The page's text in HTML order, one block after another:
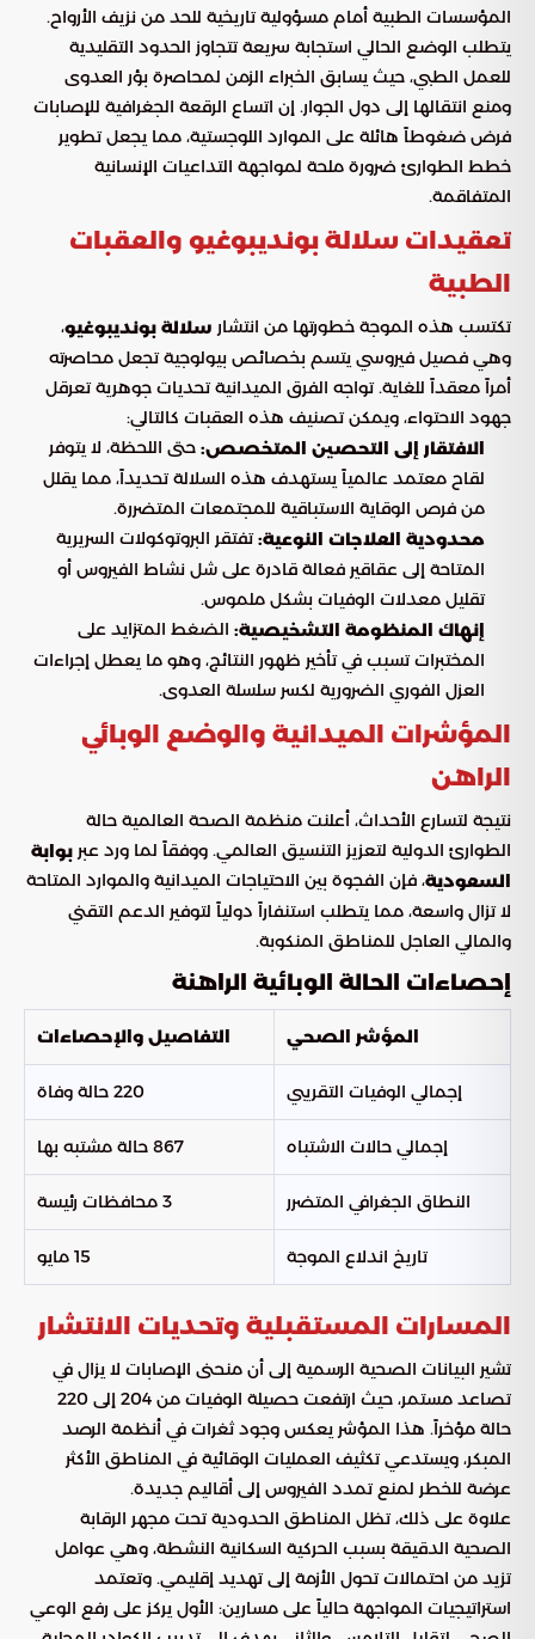
المؤسسات الطبية أمام مسؤولية تاريخية للحد من نزيف الأرواح.
يتطلب الوضع الحالي استجابة سريعة تتجاوز الحدود التقليدية
للعمل الطبي، حيث يسابق الخبراء الزمن لمحاصرة بؤر العدوى
ومنع انتقالها إلى دول الجوار. إن اتساع الرقعة الجغرافية للإصابات
فرض ضغوطاً هائلة على الموارد اللوجستية، مما يجعل تطوير
خطط الطوارئ ضرورة ملحة لمواجهة التداعيات الإنسانية
المتفاقمة.
تعقيدات سلالة بونديبوغيو والعقبات
الطبية
تكتسب هذه الموجة خطورتها من انتشار سلالة بونديبوغيو،
وهي فصيل فيروسي يتسم بخصائص بيولوجية تجعل محاصرته
أمراً معقداً للغاية. تواجه الفرق الميدانية تحديات جوهرية تعرقل
جهود الاحتواء، ويمكن تصنيف هذه العقبات كالتالي:
الافتقار إلى التحصين المتخصص: حتى اللحظة، لا يتوفر
لقاح معتمد عالمياً يستهدف هذه السلالة تحديداً، مما يقلل
من فرص الوقاية الاستباقية للمجتمعات المتضررة.
محدودية العلاجات النوعية:تفتقر البروتوكولات السريرية
المتاحة إلى عقاقير فعالة قادرة على شل نشاط الفيروس أو
تقليل معدلات الوفيات بشكل ملموس.
إنهاك المنظومة التشخيصية: الضغط المتزايد على
المختبرات تسبب في تأخير ظهور النتائج، وهو ما يعطل إجراءات
العزل الفوري الضرورية لكسر سلسلة العدوى.
المؤشرات الميدانية والوضع الوبائي
الراهن
نتيجة لتسارع الأحداث، أعلنت منظمة الصحة العالمية حالة
الطوارئ الدولية لتعزيز التنسيق العالمي. ووفقاً لما ورد عبر بوابة
السعودية، فإن الفجوة بين الاحتياجات الميدانية والموارد المتاحة
لا تزال واسعة، مما يتطلب استنفاراً دولياً لتوفير الدعم التقني
والمالي العاجل للمناطق المنكوبة.
إحصاءات الحالة الوبائية الراهنة
المؤشر الصحي التفاصيل والإحصاءات
إجمالي الوفيات التقريبي 220 حالة وفاة
إجمالي حالات الاشتباه 867 حالة مشتبه بها
النطاق الجغرافي المتضرر 3 محافظات رئيسة
تاريخ اندلاع الموجة 15 مايو
المسارات المستقبلية وتحديات الانتشار
تشير البيانات الصحية الرسمية إلى أن منحنى الإصابات لا يزال في
تصاعد مستمر، حيث ارتفعت حصيلة الوفيات من 204 إلى 220
حالة مؤخراً. هذا المؤشر يعكس وجود ثغرات في أنظمة الرصد
المبكر، ويستدعي تكثيف العمليات الوقائية في المناطق الأكثر
عرضة للخطر لمنع تمدد الفيروس إلى أقاليم جديدة.
علاوة على ذلك، تظل المناطق الحدودية تحت مجهر الرقابة
الصحية الدقيقة بسبب الحركية السكانية النشطة، وهي عوامل
تزيد من احتمالات تحول الأزمة إلى تهديد إقليمي. وتعتمد
استراتيجيات المواجهة حالياً على مسارين: الأول يركز على رفع الوعي